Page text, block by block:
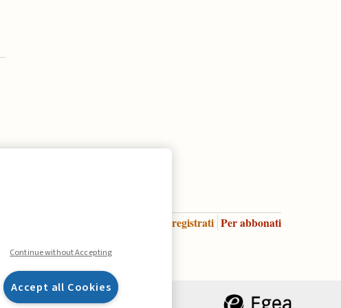
Per registrati Per abbonati
Continue without Accepting
Accept all Cookies